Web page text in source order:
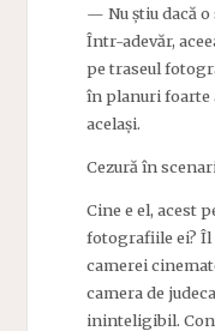
— Nu știu dacă
Într-adevăr,
pe traseul
în planuri foarte
același.
Cezură în
Cine e el, acest
fotografiile ei?
camerei
camera de
ininteligibil.